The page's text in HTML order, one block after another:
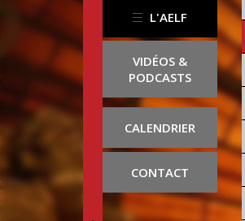
L'AELF
VIDÉOS &
PODCASTS
CALENDRIER
CONTACT